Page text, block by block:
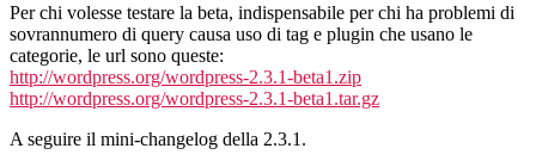
Per chi volesse testare la beta, indispensabile per chi ha problemi di
sovrannumero di query causa uso di tag e plugin che usano le
categorie, le url sono queste:
http://wordpress.org/wordpress-2.3.1-beta1.zip
http://wordpress.org/wordpress-2.3.1-beta1.tar.gz
A seguire il mini-changelog della 2.3.1.